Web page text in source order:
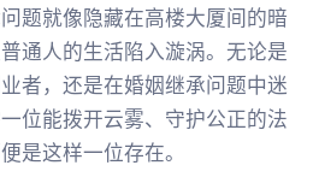
题就像隐藏在高楼大厦间的暗
通人的生活陷入漩涡。无论是
者，还是在婚姻继承问题中迷
位能拨开云雾、守护公正的法
是这样一位存在。